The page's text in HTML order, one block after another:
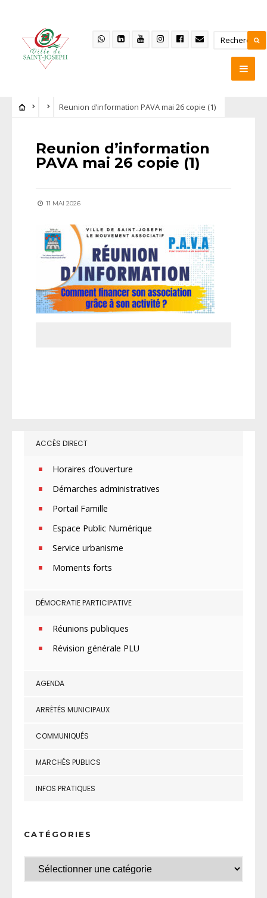
Reunion d’information PAVA mai 26 copie (1)
Reunion d’information
PAVA mai 26 copie (1)
11 MAI 2026
ACCÈS DIRECT
Horaires d’ouverture
Démarches administratives
Portail Famille
Espace Public Numérique
Service urbanisme
Moments forts
DÉMOCRATIE PARTICIPATIVE
Réunions publiques
Révision générale PLU
AGENDA
ARRÊTÉS MUNICIPAUX
COMMUNIQUÉS
MARCHÉS PUBLICS
INFOS PRATIQUES
CATÉGORIES